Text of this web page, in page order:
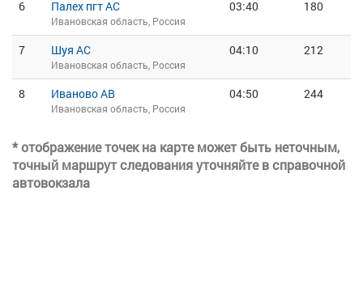
6 Палех пгт АС
Ивановская область, Россия
03:40 180
7 Шуя АС
Ивановская область, Россия
04:10 212
8 Иваново АВ
Ивановская область, Россия
04:50 244
* отображение точек на карте может быть неточным,
точный маршрут следования уточняйте в справочной
автовокзала